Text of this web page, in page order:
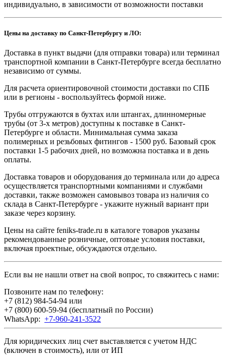
индивидуально, в зависимости от возможности поставки
Цены на доставку по Санкт-Петербургу и ЛО:
Доставка в пункт выдачи (для отправки товара) или терминал
транспортной компании в Санкт-Петербурге всегда бесплатно
независимо от суммы.
Для расчета ориентировочной стоимости доставки по СПБ
или в регионы - воспользуйтесь формой ниже.
Трубы отгружаются в бухтах или штангах, длинномерные
трубы (от 3-х метров) доступны к поставке в Санкт-
Петербурге и области. Минимальная сумма заказа
полимерных и резьбовых фитингов - 1500 руб. Базовый срок
поставки 1-5 рабочих дней, но возможна поставка и в день
оплаты.
Доставка товаров и оборудования до терминала или до адреса
осуществляется транспортными компаниями и службами
доставки, также возможен самовывоз товара из наличия со
склада в Санкт-Петербурге - укажите нужный вариант при
заказе через корзину.
Цены на сайте feniks-trade.ru в каталоге товаров указаны
рекомендованные розничные, оптовые условия поставки,
включая проектные, обсуждаются отдельно.
Если вы не нашли ответ на свой вопрос, то свяжитесь с нами:
Позвоните нам по телефону:
+7 (812) 984-54-94 или
+7 (800) 600-59-94 (бесплатный по России)
WhatsApp: +7-960-241-3522
Для юридических лиц счет выставляется с учетом НДС
(включен в стоимость), или от ИП